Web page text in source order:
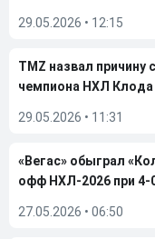
29.05.2026 • 12:15
TMZ назвал причину
чемпиона НХЛ
29.05.2026 • 11:31
«Вегас» обыграл
офф НХЛ-2026 при 4-
27.05.2026 • 06:50